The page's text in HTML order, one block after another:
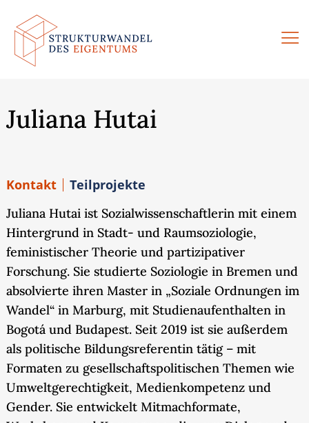
Zum
Inhalt
springen
Juliana Hutai
Kontakt Teilprojekte
Juliana Hutai ist Sozialwissenschaftlerin mit einem
Hintergrund in Stadt- und Raumsoziologie,
feministischer Theorie und partizipativer
Forschung. Sie studierte Soziologie in Bremen und
absolvierte ihren Master in „Soziale Ordnungen im
Wandel“ in Marburg, mit Studienaufenthalten in
Bogotá und Budapest. Seit 2019 ist sie außerdem
als politische Bildungsreferentin tätig – mit
Formaten zu gesellschaftspolitischen Themen wie
Umweltgerechtigkeit, Medienkompetenz und
Gender. Sie entwickelt Mitmachformate,